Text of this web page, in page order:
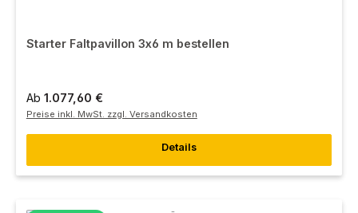
Starter Faltpavillon 3x6 m bestellen
Ab 1.077,60 €
Preise inkl. MwSt. zzgl. Versandkosten
Details